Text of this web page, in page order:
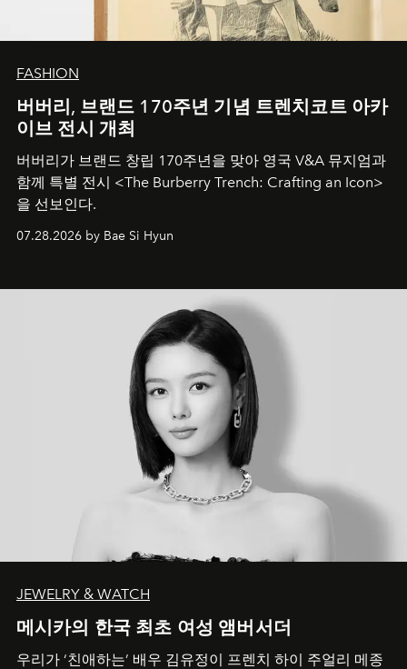
FASHION
버버리, 브랜드 170주년 기념 트렌치코트 아카
이브 전시 개최
버버리가 브랜드 창립 170주년을 맞아 영국 V&A 뮤지엄과
함께 특별 전시 <The Burberry Trench: Crafting an Icon>
을 선보인다.
07.28.2026 by Bae Si Hyun
JEWELRY & WATCH
메시카의 한국 최초 여성 앰버서더
우리가 ‘친애하는’ 배우 김유정이 프렌치 하이 주얼리 메종